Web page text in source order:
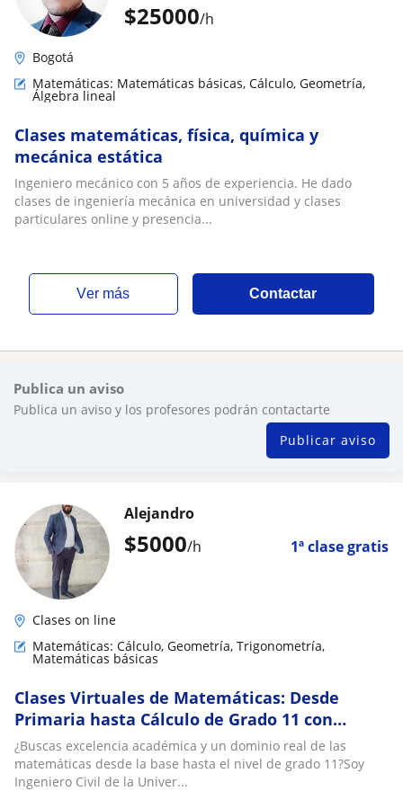
$25000/h
Bogotá
Matemáticas: Matemáticas básicas, Cálculo, Geometría,
Álgebra lineal
Clases matemáticas, física, química y
mecánica estática
Ingeniero mecánico con 5 años de experiencia. He dado
clases de ingeniería mecánica en universidad y clases
particulares online y presencia...
ver más Contactar
Publica un aviso
Publica un aviso y los profesores podrán contactarte
Publicar aviso
$5000/h 1ª clase gratis
Alejandro
Clases on line
Matemáticas: Cálculo, Geometría, Trigonometría,
Matemáticas básicas
Clases Virtuales de Matemáticas: Desde
Primaria hasta Cálculo de Grado 11 con
Método Estructurado
¿Buscas excelencia académica y un dominio real de las
matemáticas desde la base hasta el nivel de grado 11?Soy
Ingeniero Civil de la Univer...